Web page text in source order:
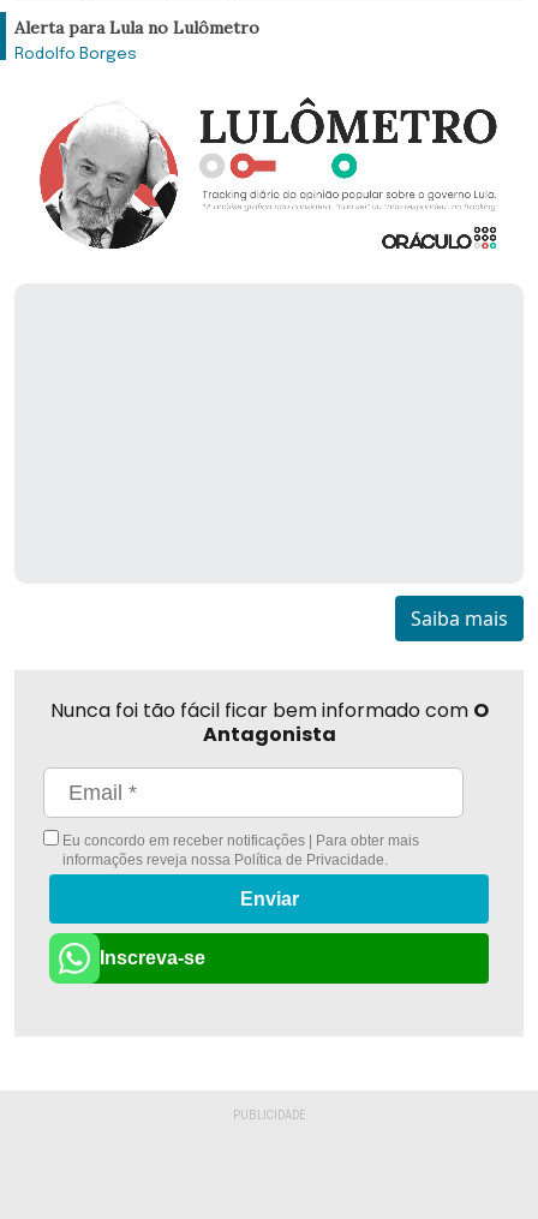
Análise
Alerta para Lula no Lulômetro
Rodolfo Borges
Saiba mais
Nunca foi tão fácil ficar bem informado com O
Antagonista
Eu concordo em receber notificações | Para obter mais
informações reveja nossa Política de Privacidade.
Enviar
Inscreva-se